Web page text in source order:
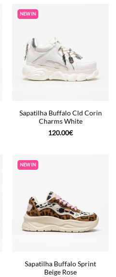
NEW IN
Sapatilha Buffalo Cld Corin
Charms White
120.00€
NEW IN
Sapatilha Buffalo Sprint
Beige Rose